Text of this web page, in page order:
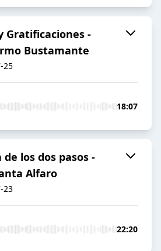
Gratificaciones -
Bustamante
25
18:07
de los dos pasos -
Alfaro
23
22:20